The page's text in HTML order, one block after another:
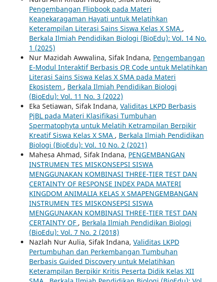
Pengembangan Flipbook pada Materi
Keanekaragaman Hayati untuk Melatihkan
Keterampilan Literasi Sains Siswa Kelas X SMA ,
Berkala Ilmiah Pendidikan Biologi (BioEdu): Vol. 14 No.
1 (2025)
Nur Mazidah Awwalina, Sifak Indana, Pengembangan
E-Modul Interaktif Berbasis QR Code untuk Melatihkan
Literasi Sains Siswa Kelas X SMA pada Materi
Ekosistem , Berkala Ilmiah Pendidikan Biologi
(BioEdu): Vol. 11 No. 3 (2022)
Eka Setiawan, Sifak Indana, Validitas LKPD Berbasis
PjBL pada Materi Klasifikasi Tumbuhan
Spermatophyta untuk Melatih Ketrampilan Berpikir
Kreatif Siswa Kelas X SMA , Berkala Ilmiah Pendidikan
Biologi (BioEdu): Vol. 10 No. 2 (2021)
Mahesa Ahmad, Sifak Indana, PENGEMBANGAN
INSTRUMEN TES MISKONSEPSI SISWA
MENGGUNAKAN KOMBINASI THREE-TIER TEST DAN
CERTAINTY OF RESPONSE INDEX PADA MATERI
KINGDOM ANIMALIA KELAS X SMAPENGEMBANGAN
INSTRUMEN TES MISKONSEPSI SISWA
MENGGUNAKAN KOMBINASI THREE-TIER TEST DAN
CERTAINTY OF , Berkala Ilmiah Pendidikan Biologi
(BioEdu): Vol. 7 No. 2 (2018)
Nazlah Nur Aulia, Sifak Indana, Validitas LKPD
Pertumbuhan dan Perkembangan Tumbuhan
Berbasis Guided Discovery untuk Melatihkan
Keterampilan Berpikir Kritis Peserta Didik Kelas XII